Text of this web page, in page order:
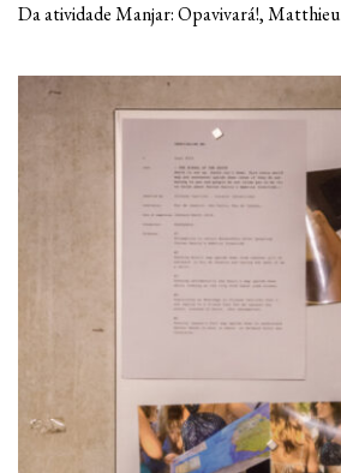
Da atividade Manjar: Opavivará!,